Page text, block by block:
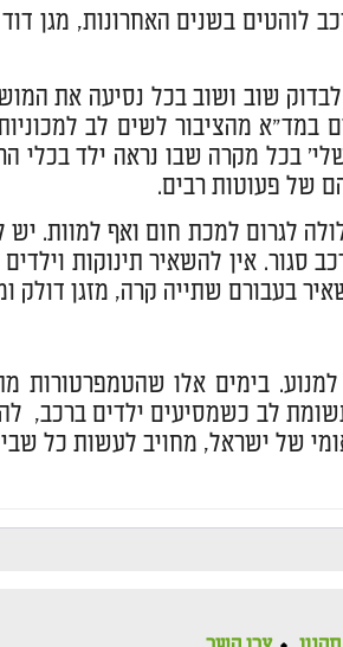
לוהטים בשנים האחרונות, מגן
לבדוק שוב ושוב בכל נסיעה את
מהציבור לשים לב
'מד"א שלי' בכל מקרה שבו נראה ילד
של פעוטות רבים.
לגרום למכת חום ואף למוות.
סגור. אין להשאיר תינוקות
בעבורם שתייה קרה, מזגן דולק
בימים אלו שהטמפרטורות
לב כשמסיעים ילדים ברכב,
של ישראל, מחויב לעשות כל